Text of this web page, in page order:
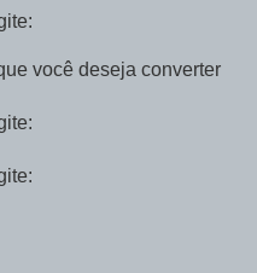
você deseja converter